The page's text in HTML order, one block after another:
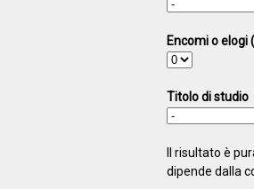
Encomi o
Titolo di studio
Il risultato è
dipende dalla